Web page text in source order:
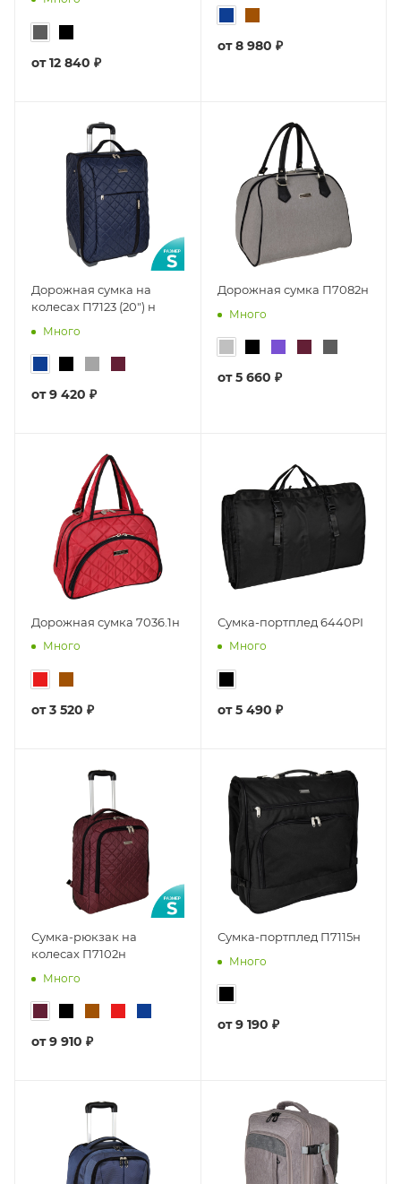
от12 840 ₽
от8 980 ₽
Дорожная сумка на
колесах П7123 (20") н
Много
от9 420 ₽
Дорожная сумка П7082н
Много
от5 660 ₽
Дорожная сумка 7036.1н
Много
от3 520 ₽
Сумка-портплед 6440PI
Много
от5 490 ₽
Сумка-рюкзак на
колесах П7102н
Много
от9 910 ₽
Сумка-портплед П7115н
Много
от9 190 ₽